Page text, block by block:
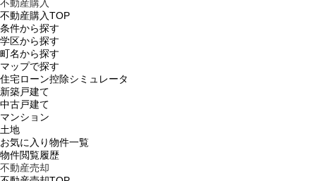
不動産購入
不動産購入TOP
条件から探す
学区から探す
町名から探す
マップで探す
住宅ローン控除シミュレータ
新築戸建て
中古戸建て
マンション
土地
お気に入り物件一覧
物件閲覧履歴
不動産売却